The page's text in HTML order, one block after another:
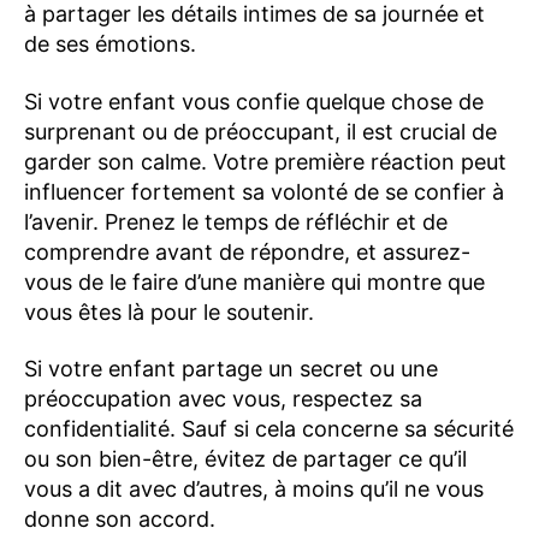
à partager les détails intimes de sa journée et
de ses émotions.
Si votre enfant vous confie quelque chose de
surprenant ou de préoccupant, il est crucial de
garder son calme. Votre première réaction peut
influencer fortement sa volonté de se confier à
l’avenir. Prenez le temps de réfléchir et de
comprendre avant de répondre, et assurez-
vous de le faire d’une manière qui montre que
vous êtes là pour le soutenir.
Si votre enfant partage un secret ou une
préoccupation avec vous, respectez sa
confidentialité. Sauf si cela concerne sa sécurité
ou son bien-être, évitez de partager ce qu’il
vous a dit avec d’autres, à moins qu’il ne vous
donne son accord.